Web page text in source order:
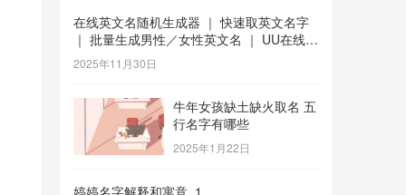
在线英文名随机生成器 ｜ 快速取英文名字
｜ 批量生成男性／女性英文名 ｜ UU在线工
具 _1
2025年11月30日
牛年女孩缺土缺火取名 五
行名字有哪些
2025年1月22日
婷婷名字解释和寓意_1